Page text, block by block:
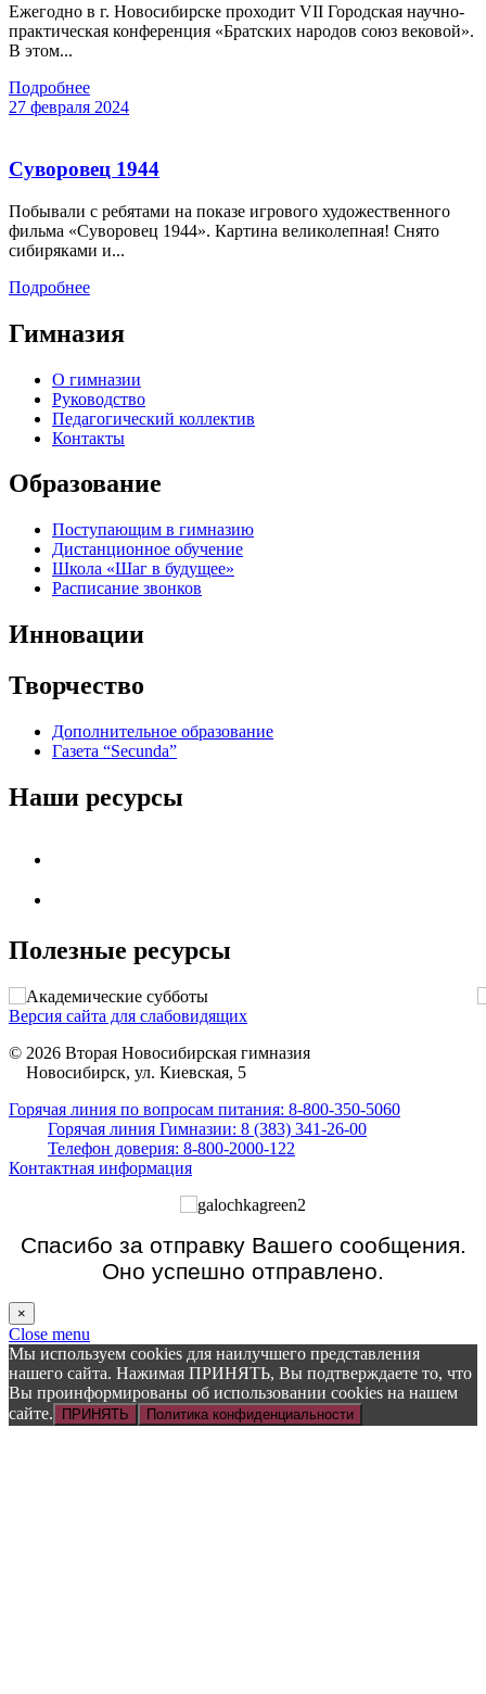
Ежегодно в г. Новосибирске проходит VII Городская научно-
практическая конференция «Братских народов союз вековой».
В этом...
Подробнее
27 февраля 2024
Суворовец 1944
Побывали с ребятами на показе игрового художественного
фильма «Суворовец 1944». Картина великолепная! Снято
сибиряками и...
Подробнее
Гимназия
О гимназии
Руководство
Педагогический коллектив
Контакты
Образование
Поступающим в гимназию
Дистанционное обучение
Школа «Шаг в будущее»
Расписание звонков
Инновации
Творчество
Дополнительное образование
Газета “Secunda”
Наши ресурсы
Полезные ресурсы
Версия сайта для слабовидящих
© 2026 Вторая Новосибирская гимназия
Новосибирск, ул. Киевская, 5
Горячая линия по вопросам питания: 8-800-350-5060
Горячая линия Гимназии: 8 (383) 341-26-00
Телефон доверия: 8-800-2000-122
Контактная информация
Спасибо за отправку Вашего сообщения.
Оно успешно отправлено.
×
Close menu
Мы используем cookies для наилучшего представления
нашего сайта. Нажимая ПРИНЯТЬ, Вы подтверждаете то, что
Вы проинформированы об использовании cookies на нашем
сайте.
ПРИНЯТЬ Политика конфиденциальности